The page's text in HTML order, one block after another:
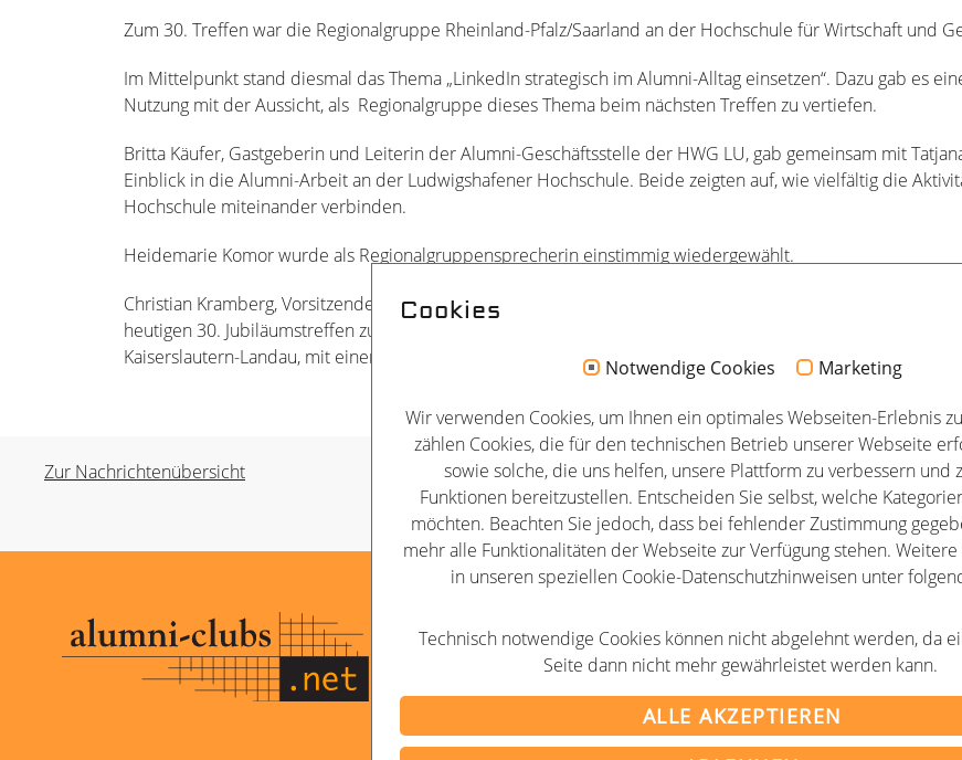
Zum 30. Treffen war die Regionalgruppe Rheinland-Pfalz/Saarland an der Hochschule für Wirtschaft und
Im Mittelpunkt stand diesmal das Thema „LinkedIn strategisch im Alumni-Alltag einsetzen“. Dazu gab es
Nutzung mit der Aussicht, als Regionalgruppe dieses Thema beim nächsten Treffen zu vertiefen.
Britta Käufer, Gastgeberin und Leiterin der Alumni-Geschäftsstelle der HWG LU, gab gemeinsam mit
Einblick in die Alumni-Arbeit an der Ludwigshafener Hochschule. Beide zeigten auf, wie vielfältig die
Hochschule miteinander verbinden.
Heidemarie Komor wurde als Regionalgruppensprecherin einstimmig wiedergewählt.
Christian Kramberg, Vorsitzender von alumni-clubs.net, blickte in seinem Grußwort auf die Entwicklung
heutigen 30. Jubiläumstreffen zurück und dankte den beiden Sprecherinnen, Elvira Grub, Hochschule
Kaiserslautern-Landau, mit einer Zimmerpflanze, natürlich in Verbandsorange, für ihren Einsatz.
Zur Nachrichtenübersicht
Kontakt
Datenschutz
Newsletter
Partner
Cookies
Notwendige Cookies Marketing
Wir verwenden Cookies, um Ihnen ein optimales Webseiten-Erlebnis
zählen Cookies, die für den technischen Betrieb unserer Webseite
sowie solche, die uns helfen, unsere Plattform zu verbessern und
Funktionen bereitzustellen. Entscheiden Sie selbst, welche
möchten. Beachten Sie jedoch, dass bei fehlender Zustimmung
mehr alle Funktionalitäten der Webseite zur Verfügung stehen.
in unseren speziellen Cookie-Datenschutzhinweisen unter
Technisch notwendige Cookies können nicht abgelehnt werden, da
Seite dann nicht mehr gewährleistet werden kann.
ALLE AKZEPTIEREN